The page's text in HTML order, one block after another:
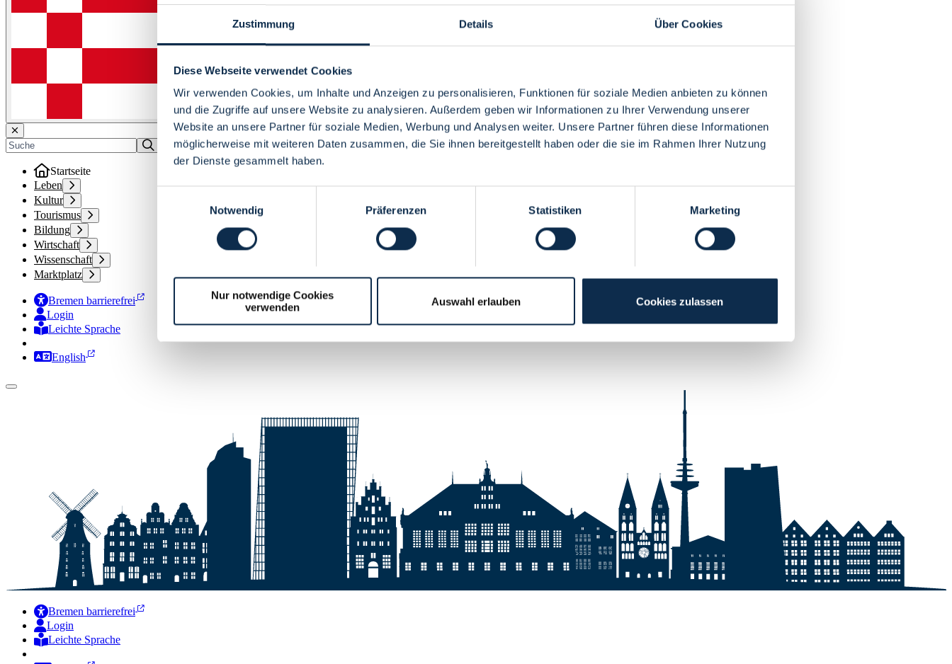
Zustimmung Details Über Cookies
Diese Webseite verwendet Cookies
Wir verwenden Cookies, um Inhalte und Anzeigen zu personalisieren, Funktionen für soziale Medien anbieten zu können
und die Zugriffe auf unsere Website zu analysieren. Außerdem geben wir Informationen zu Ihrer Verwendung unserer
Website an unsere Partner für soziale Medien, Werbung und Analysen weiter. Unsere Partner führen diese Informationen
möglicherweise mit weiteren Daten zusammen, die Sie ihnen bereitgestellt haben oder die sie im Rahmen Ihrer Nutzung
der Dienste gesammelt haben.
Notwendig
Präferenzen Statistiken Marketing
Nur notwendige Cookies
verwenden
Auswahl erlauben Cookies zulassen
Menü
Startseite
Leben
Kultur
Tourismus
Bildung
Wirtschaft
Wissenschaft
Marktplatz
Bremen barrierefrei
Login
Leichte Sprache
Zur Deutschen Gebärdensprache
English
Bremen barrierefrei
Login
Leichte Sprache